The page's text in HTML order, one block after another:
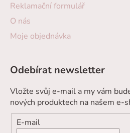
Reklamační formulář
O nás
Moje objednávka
Odebírat newsletter
Vložte svůj e-mail a my vám
nových produktech na našem e-
E-mail